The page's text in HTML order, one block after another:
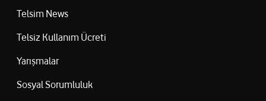
Telsim News
Telsiz Kullanım Ücreti
Yarışmalar
Sosyal Sorumluluk